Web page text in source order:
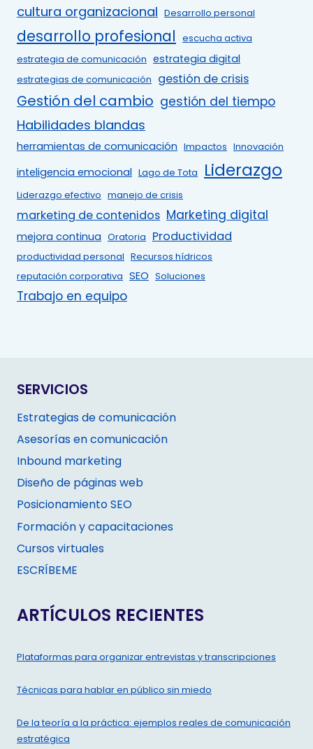
cultura organizacional Desarrollo personal
desarrollo profesional escucha activa
estrategia de comunicación estrategia digital
estrategias de comunicación gestión de crisis
Gestión del cambio gestión del tiempo
Habilidades blandas
herramientas de comunicación Impactos Innovación
inteligencia emocional Lago de Tota Liderazgo
Liderazgo efectivo manejo de crisis
marketing de contenidos Marketing digital
mejora continua Oratoria Productividad
productividad personal Recursos hídricos
reputación corporativa SEO Soluciones
Trabajo en equipo
SERVICIOS
Estrategias de comunicación
Asesorías en comunicación
Inbound marketing
Diseño de páginas web
Posicionamiento SEO
Formación y capacitaciones
Cursos virtuales
ESCRÍBEME
ARTÍCULOS RECIENTES
Plataformas para organizar entrevistas y transcripciones
Técnicas para hablar en público sin miedo
De la teoría a la práctica: ejemplos reales de comunicación
estratégica